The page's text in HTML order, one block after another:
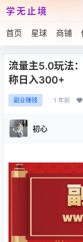
学无止境
首页 星球 商铺
流量主5.0玩法
称日入300+
副业赚钱 1 年前
初心